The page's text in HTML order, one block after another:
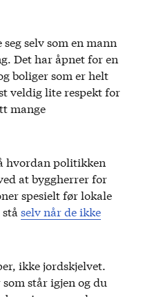
selv som en mann
Det har åpnet for en
boliger som er helt
veldig lite respekt for
mange
hvordan politikken
at byggherrer for
spesielt før lokale
selv når de ikke
ikke jordskjelvet.
står igjen og du